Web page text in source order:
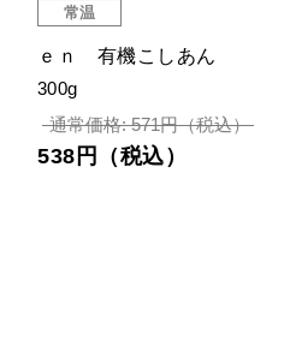
常温
ｅｎ 有機こしあん
300g
通常価格: 571円（税込）
538円（税込）